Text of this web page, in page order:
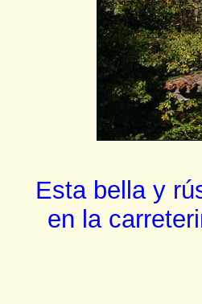
Esta bella y
en la